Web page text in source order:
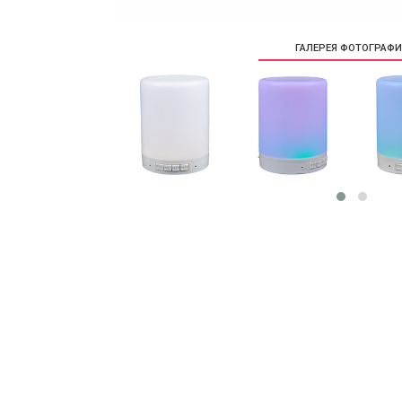
ГАЛЕРЕЯ